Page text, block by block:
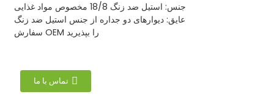
جنس: استیل ضد زنگ 18/8 مخصوص مواد غذایی
عایق: دیوارهای دو جداره از جنس استیل ضد زنگ
سفارش OEM را بپذیرید
تماس با ما